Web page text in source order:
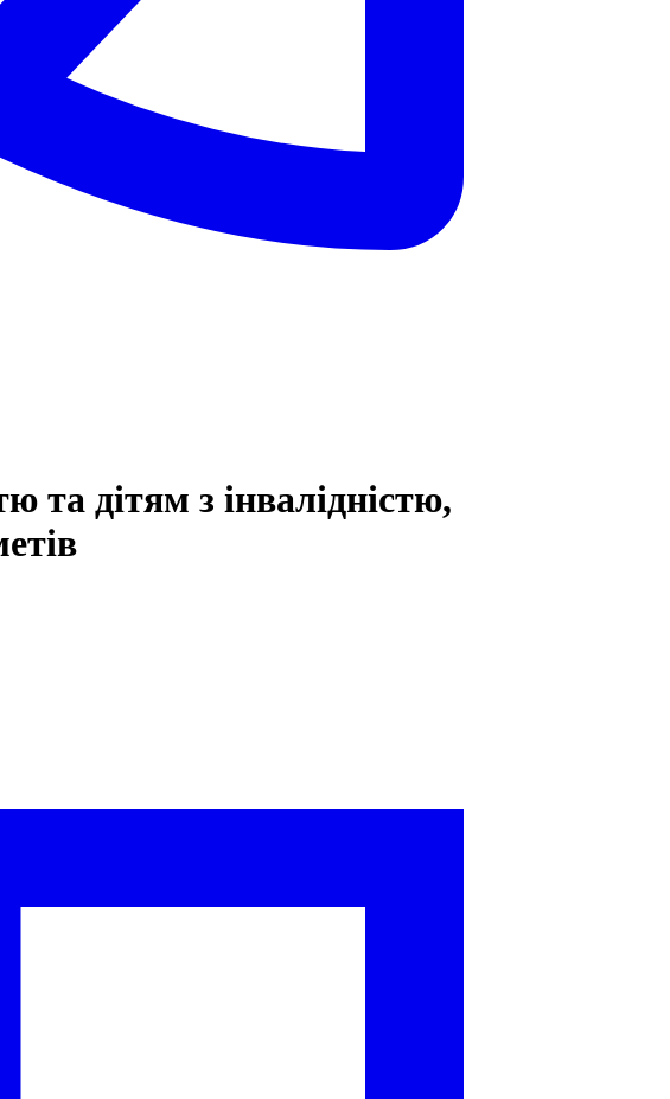
та дітям з інвалідністю,